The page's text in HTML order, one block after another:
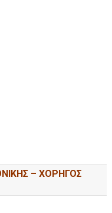
– ΧΟΡΗΓΟΣ